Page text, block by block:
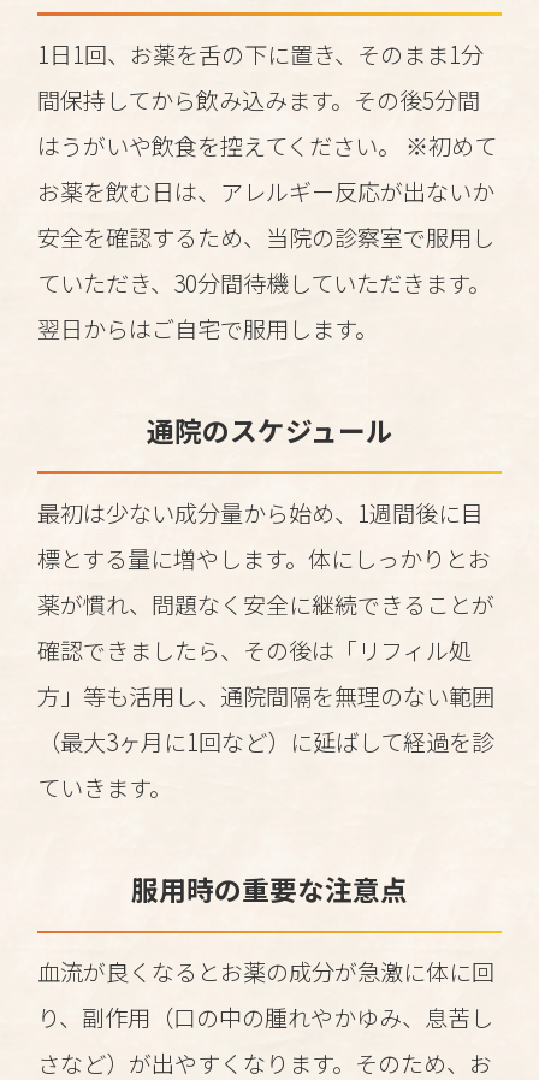
1日1回、お薬を舌の下に置き、そのまま1分
間保持してから飲み込みます。その後5分間
はうがいや飲食を控えてください。 ※初めて
お薬を飲む日は、アレルギー反応が出ないか
安全を確認するため、当院の診察室で服用し
ていただき、30分間待機していただきます。
翌日からはご自宅で服用します。
通院のスケジュール
最初は少ない成分量から始め、1週間後に目
標とする量に増やします。体にしっかりとお
薬が慣れ、問題なく安全に継続できることが
確認できましたら、その後は「リフィル処
方」等も活用し、通院間隔を無理のない範囲
（最大3ヶ月に1回など）に延ばして経過を診
ていきます。
服用時の重要な注意点
血流が良くなるとお薬の成分が急激に体に回
り、副作用（口の中の腫れやかゆみ、息苦し
さなど）が出やすくなります。そのため、お